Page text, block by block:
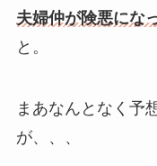
夫婦仲が険悪にな
と。
まあなんとなく予
が、、、